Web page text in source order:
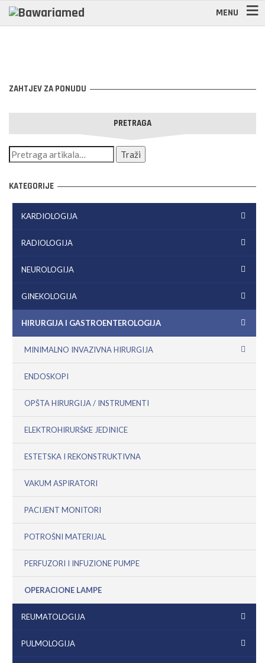
MENU
ZAHTJEV ZA PONUDU
PRETRAGA
KATEGORIJE
KARDIOLOGIJA
RADIOLOGIJA
NEUROLOGIJA
GINEKOLOGIJA
HIRURGIJA I GASTROENTEROLOGIJA
MINIMALNO INVAZIVNA HIRURGIJA
ENDOSKOPI
OPŠTA HIRURGIJA / INSTRUMENTI
ELEKTROHIRURŠKE JEDINICE
ESTETSKA I REKONSTRUKTIVNA
VAKUM ASPIRATORI
PACIJENT MONITORI
POTROŠNI MATERIJAL
PERFUZORI I INFUZIONE PUMPE
OPERACIONE LAMPE
REUMATOLOGIJA
PULMOLOGIJA